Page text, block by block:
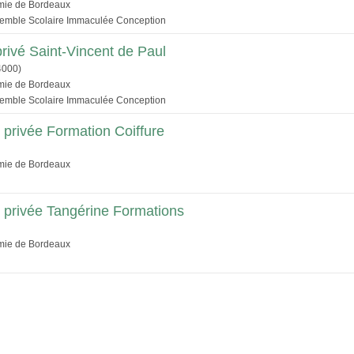
de Bordeaux
Scolaire Immaculée Conception
Saint-Vincent de Paul
de Bordeaux
Scolaire Immaculée Conception
Formation Coiffure
de Bordeaux
Tangérine Formations
de Bordeaux